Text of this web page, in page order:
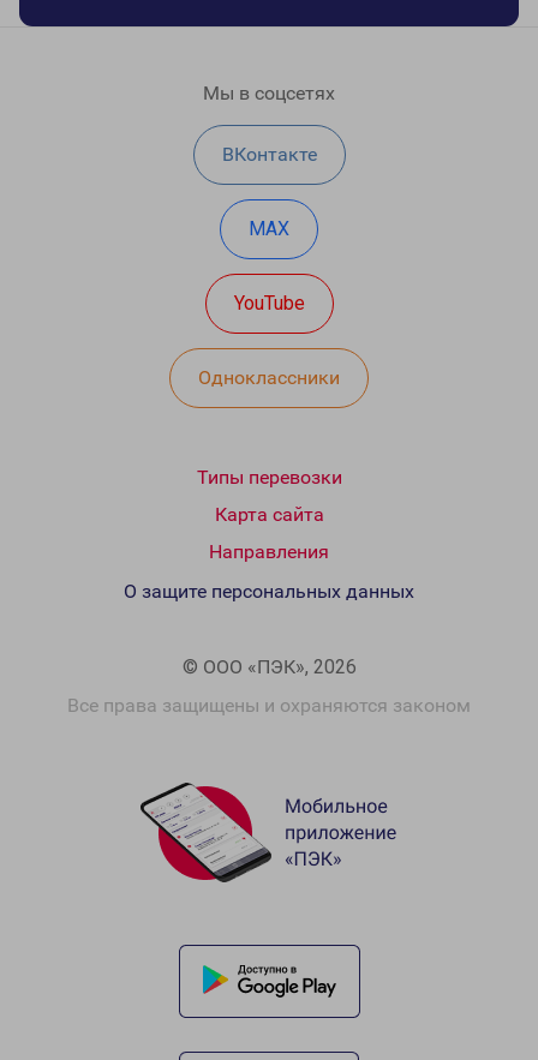
Мы в соцсетях
ВКонтакте
MAX
YouTube
Одноклассники
Типы перевозки
Карта сайта
Направления
© ООО «ПЭК», 2026
Все права защищены и охраняются законом
О защите персональных данных